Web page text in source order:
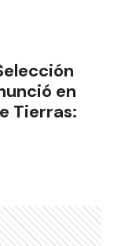
en
Tierras: